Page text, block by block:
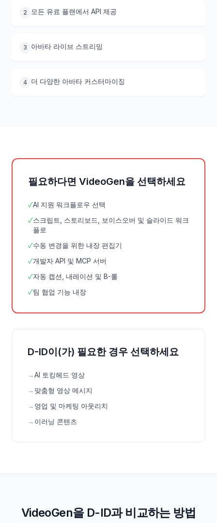
2 모든 유료 플랜에서 API 제공
3 아바타 라이브 스트리밍
4 더 다양한 아바타 커스터마이징
필요하다면 VideoGen을 선택하세요
✓AI 지원 워크플로우 선택
✓스크립트, 스토리보드, 보이스오버 및 슬라이드 워크
플로
✓수동 변경을 위한 내장 편집기
✓개발자 API 및 MCP 서버
✓자동 캡션, 내레이션 및 B-롤
✓팀 협업 기능 내장
D-ID이(가) 필요한 경우 선택하세요
→AI 토킹헤드 영상
→ 맞춤형 영상 메시지
→ 영업 및 마케팅 아웃리치
→ 이러닝 콘텐츠
VideoGen을 D-ID과 비교하는 방법